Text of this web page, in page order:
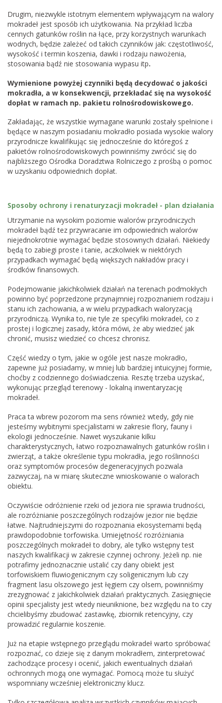
Drugim, niezwykle istotnym elementem wpływającym na walory
mokradeł jest sposób ich użytkowania. Na przykład liczba
cennych gatunków roślin na łące, przy korzystnych warunkach
wodnych, będzie zależeć od takich czynników jak: częstotliwość,
wysokość i termin koszenia, dawki i rodzaju nawożenia,
stosowania bądź nie stosowania wypasu itp.
Wymienione powyżej czynniki będą decydować o jakości
mokradła, a w konsekwencji, przekładać się na wysokość
dopłat w ramach np. pakietu rolnośrodowiskowego.
Zakładając, że wszystkie wymagane warunki zostały spełnione i
będące w naszym posiadaniu mokradło posiada wysokie walory
przyrodnicze kwalifikując się jednocześnie do któregoś z
pakietów rolnośrodowiskowych powinniśmy zwrócić się do
najbliższego Ośrodka Doradztwa Rolniczego z prośbą o pomoc
w uzyskaniu odpowiednich dopłat.
Sposoby ochrony i renaturyzacji mokradeł - plan działania
Utrzymanie na wysokim poziomie walorów przyrodniczych
mokradeł bądź tez przywracanie im odpowiednich walorów
niejednokrotnie wymagać będzie stosownych działań. Niekiedy
będą to zabiegi proste i tanie, aczkolwiek w niektórych
przypadkach wymagać będą większych nakładów pracy i
środków finansowych.
Podejmowanie jakichkolwiek działań na terenach podmokłych
powinno być poprzedzone przynajmniej rozpoznaniem rodzaju i
stanu ich zachowania, a w wielu przypadkach waloryzacją
przyrodniczą. Wynika to, nie tyle ze specyfiki mokradeł, co z
prostej i logicznej zasady, która mówi, że aby wiedzieć jak
chronić, musisz wiedzieć co chcesz chronisz.
Część wiedzy o tym, jakie w ogóle jest nasze mokradło,
zapewne już posiadamy, w mniej lub bardziej intuicyjnej formie,
choćby z codziennego doświadczenia. Resztę trzeba uzyskać,
wykonując przegląd terenowy - lokalną inwentaryzację
mokradeł.
Praca ta wbrew pozorom ma sens również wtedy, gdy nie
jesteśmy wybitnymi specjalistami w zakresie flory, fauny i
ekologii jednocześnie. Nawet wyszukanie kilku
charakterystycznych, łatwo rozpoznawalnych gatunków roślin i
zwierząt, a także określenie typu mokradła, jego roślinności
oraz symptomów procesów degeneracyjnych pozwala
zazwyczaj, na w miarę skuteczne wnioskowanie o walorach
obiektu.
Oczywiście odróżnienie rzeki od jeziora nie sprawia trudności,
ale rozróżnianie poszczególnych rodzajów jezior nie będzie
łatwe. Najtrudniejszymi do rozpoznania ekosystemami będą
prawdopodobnie torfowiska. Umiejętność rozróżniania
poszczególnych mokradeł to dobry, ale tylko wstępny test
naszych kwalifikacji w zakresie czynnej ochrony. Jeżeli np. nie
potrafimy jednoznacznie ustalić czy dany obiekt jest
torfowiskiem fluwiogenicznym czy soligenicznym lub czy
fragment lasu olszowego jest łęgiem czy olsem, powinniśmy
zrezygnować z jakichkolwiek działań praktycznych. Zasięgnięcie
opinii specjalisty jest wtedy nieuniknione, bez względu na to czy
chcielibyśmy zbudować zastawkę, zbiornik retencyjny, czy
prowadzić regularnie koszenie.
Już na etapie wstępnego przeglądu mokradeł warto spróbować
rozpoznać, co dzieje się z danym mokradłem, zinterpretować
zachodzące procesy i ocenić, jakich ewentualnych działań
ochronnych mogą one wymagać. Pomocą może tu służyć
wspomniany wcześniej elektroniczny klucz.